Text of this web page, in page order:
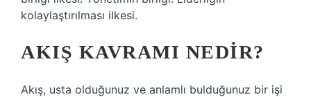
kolaylaştırılması ilkesi.
AKIŞ KAVRAMI NEDIR?
Akış, usta olduğunuz ve anlamlı bulduğunuz bir işi